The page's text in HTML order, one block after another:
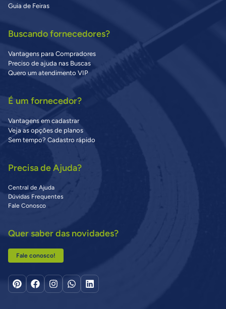
Guia de Feiras
Buscando fornecedores?
Vantagens para Compradores
Preciso de ajuda nas Buscas
Quero um atendimento VIP
É um fornecedor?
Vantagens em cadastrar
Veja as opções de planos
Sem tempo? Cadastro rápido
Precisa de Ajuda?
Central de Ajuda
Dúvidas Frequentes
Fale Conosco
Quer saber das novidades?
Fale conosco!